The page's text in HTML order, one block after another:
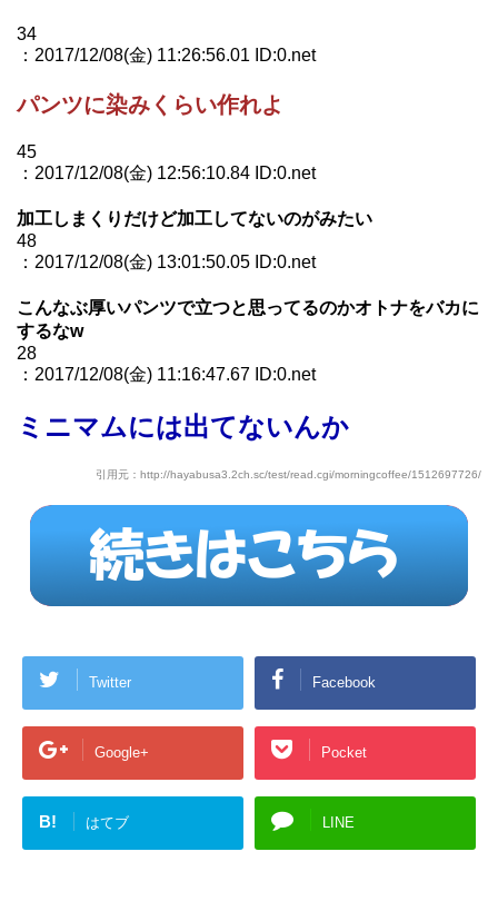
34
：2017/12/08(金) 11:26:56.01 ID:0.net
パンツに染みくらい作れよ
45
：2017/12/08(金) 12:56:10.84 ID:0.net
加工しまくりだけど加工してないのがみたい
48
：2017/12/08(金) 13:01:50.05 ID:0.net
こんなぶ厚いパンツで立つと思ってるのかオトナをバカに
するなw
28
：2017/12/08(金) 11:16:47.67 ID:0.net
ミニマムには出てないんか
引用元：http://hayabusa3.2ch.sc/test/read.cgi/morningcoffee/1512697726/
Twitter Facebook
Google+ Pocket
B! はてブ LINE